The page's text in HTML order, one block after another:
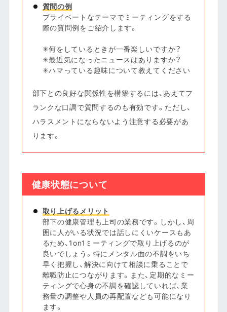
質問の例
プライベートなテーマでミーティングをする
際の質問例をご紹介します。
✳︎何をしているときが一番楽しいですか？
✳︎最近気になったニュースはありますか？
✳︎ハマっている趣味について教えてください
部下との良好な関係性を構築するには、あえてフ
ランクな口調で質問するのも有効です。ただし、
ハラスメントにならないよう注意する必要があ
ります。
健康状態について
取り上げるメリット
部下の健康管理も上司の業務です。しかし、周
囲に人がいる状況では話しにくいケースもあ
るため、1on1ミーティングで取り上げるのが
良いでしょう。特にメンタル面の不調をいち
早く把握し、解決に向けて相談に乗ることで
離職防止につながります。また、定期的なミー
ティングで心身の不調を確認していれば、業
務量の調整や人員の再配置なども可能になり
ます。